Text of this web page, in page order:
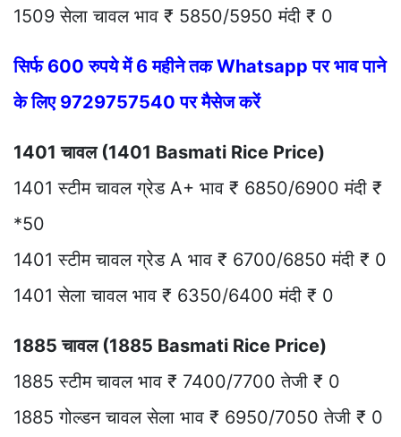
1509 सेला चावल भाव ₹ 5850/5950 मंदी ₹ 0
सिर्फ 600 रुपये में 6 महीने तक Whatsapp पर भाव पाने
के लिए 9729757540 पर मैसेज करें
1401 चावल (1401 Basmati Rice Price)
1401 स्टीम चावल ग्रेड A+ भाव ₹ 6850/6900 मंदी ₹
*50
1401 स्टीम चावल ग्रेड A भाव ₹ 6700/6850 मंदी ₹ 0
1401 सेला चावल भाव ₹ 6350/6400 मंदी ₹ 0
1885 चावल (1885 Basmati Rice Price)
1885 स्टीम चावल भाव ₹ 7400/7700 तेजी ₹ 0
1885 गोल्डन चावल सेला भाव ₹ 6950/7050 तेजी ₹ 0